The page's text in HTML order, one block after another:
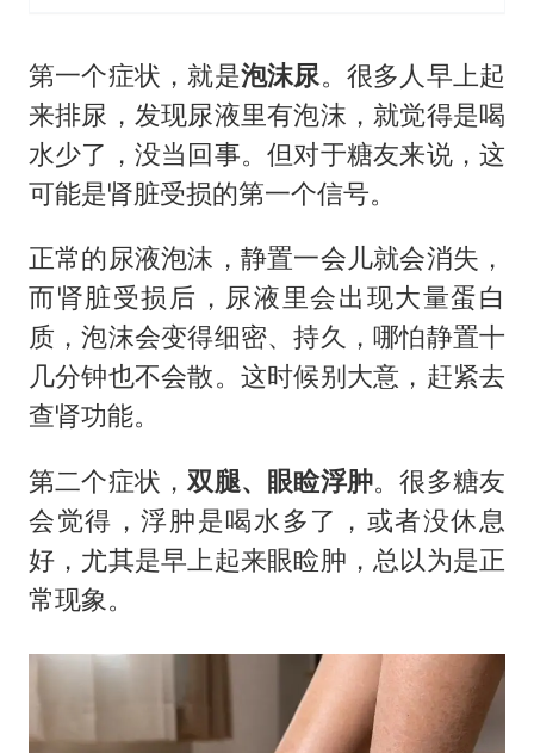
第一个症状，就是泡沫尿。很多人早上起
来排尿，发现尿液里有泡沫，就觉得是喝
水少了，没当回事。但对于糖友来说，这
可能是肾脏受损的第一个信号。
正常的尿液泡沫，静置一会儿就会消失，
而肾脏受损后，尿液里会出现大量蛋白
质，泡沫会变得细密、持久，哪怕静置十
几分钟也不会散。这时候别大意，赶紧去
查肾功能。
第二个症状，双腿、眼睑浮肿。很多糖友
会觉得，浮肿是喝水多了，或者没休息
好，尤其是早上起来眼睑肿，总以为是正
常现象。